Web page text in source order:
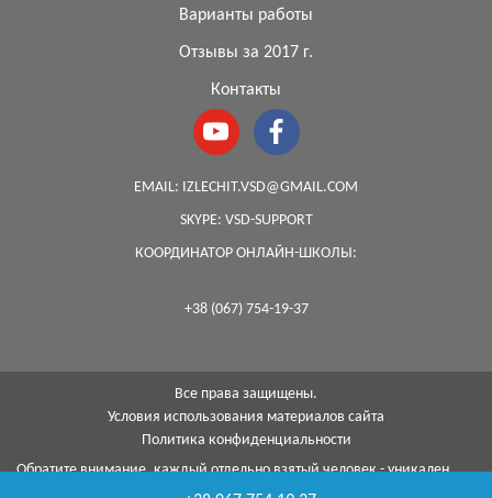
Варианты работы
Отзывы за 2017 г.
Контакты
EMAIL: IZLECHIT.VSD@GMAIL.COM
SKYPE: VSD-SUPPORT
КООРДИНАТОР ОНЛАЙН-ШКОЛЫ:
+38 (067) 754-19-37
Все права защищены.
Условия использования материалов сайта
Политика конфиденциальности
Обратите внимание, каждый отдельно взятый человек - уникален,